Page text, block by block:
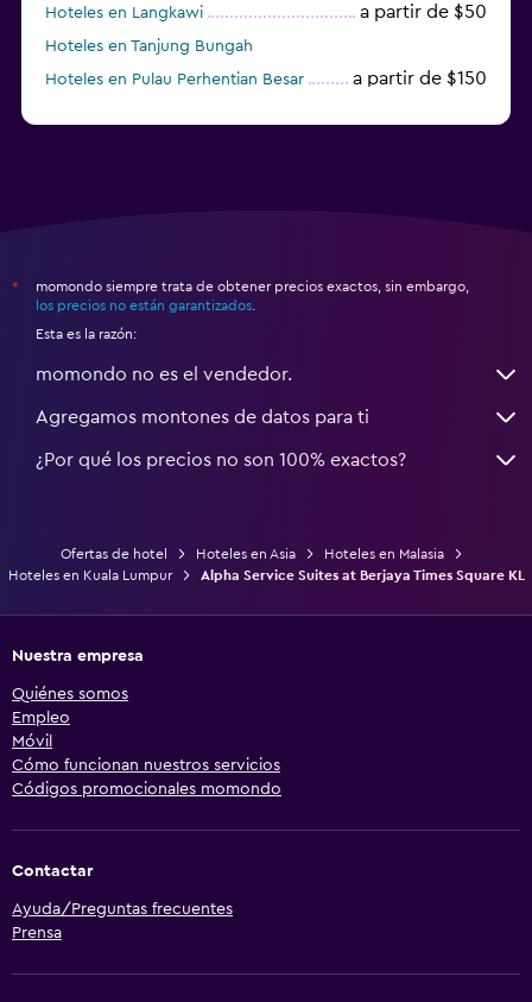
Hoteles en Langkawi a partir de $50
Hoteles en Tanjung Bungah
Hoteles en Pulau Perhentian Besar
a partir de $150
*
momondo siempre trata de obtener precios exactos, sin embargo,
los precios no están garantizados
Esta es la razón:
momondo no es el vendedor.
Agregamos montones de datos para ti
¿Por qué los precios no son 100% exactos?
Ofertas de hotel Hoteles en Asia
Hoteles en Malasia
Hoteles en Kuala Lumpur
Alpha Service Suites at Berjaya Times Square KL
Nuestra empresa
Quiénes somos
Empleo
Móvil
Cómo funcionan nuestros servicios
Códigos promocionales momondo
Contactar
Ayuda/Preguntas frecuentes
Prensa